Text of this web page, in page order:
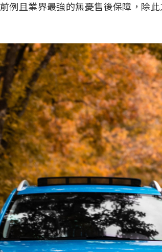
例且業界最強的無憂售後保障，除